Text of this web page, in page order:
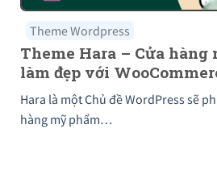
Theme Wordpress
Theme Hara – Cửa hàng
làm đẹp với
Hara là một Chủ đề WordPress sẽ
hàng mỹ phẩm…